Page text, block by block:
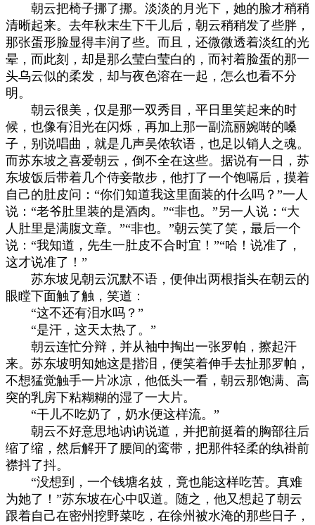
朝云把椅子挪了挪。淡淡的月光下，她的脸才稍稍
清晰起来。去年秋末生下干儿后，朝云稍稍发了些胖，
那张蛋形脸显得丰润了些。而且，还微微透着淡红的光
晕，而此刻，却是那么莹白莹白的，而衬着脸蛋的那一
头乌云似的柔发，却与夜色溶在一起，怎么也看不分
明。
朝云很美，仅是那一双秀目，平日里笑起来的时
候，也像有泪光在闪烁，再加上那一副流丽婉啭的嗓
子，别说唱曲，就是几声吴侬软语，也足以销人之魂。
而苏东坡之喜爱朝云，倒不全在这些。据说有一日，苏
东坡饭后带着几个侍妾散步，他打了一个饱嗝后，摸着
自己的肚皮问：“你们知道我这里面装的什么吗？”一人
说：“老爷肚里装的是酒肉。”“非也。”另一人说：“大
人肚里是满腹文章。”“非也。”朝云笑了笑，最后一个
说：“我知道，先生一肚皮不合时宜！”“哈！说准了，
这才说准了！”
苏东坡见朝云沉默不语，便伸出两根指头在朝云的
眼瞠下面触了触，笑道：
“这不还有泪水吗？”
“是汗，这天太热了。”
朝云连忙分辩，并从袖中掏出一张罗帕，擦起汗
来。苏东坡明知她这是揩泪，便笑着伸手去扯那罗帕，
不想猛觉触手一片冰凉，他低头一看，朝云那饱满、高
突的乳房下粘糊糊的湿了一大片。
“干儿不吃奶了，奶水便这样流。”
朝云不好意思地讷讷说道，并把前挺着的胸部往后
缩了缩，然后解开了腰间的鸾带，把那件轻柔的纨褂前
襟抖了抖。
“没想到，一个钱塘名妓，竟也能这样吃苦。真难
为她了！”苏东坡在心中叹道。随之，他又想起了朝云
跟着自己在密州挖野菜吃，在徐州被水淹的那些日子，